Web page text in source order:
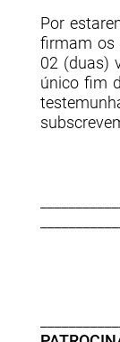
Por
firmam os
02 (duas)
único fim